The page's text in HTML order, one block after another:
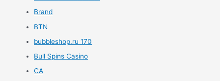
Brand
BTN
bubbleshop.ru 170
Bull Spins Casino
CA